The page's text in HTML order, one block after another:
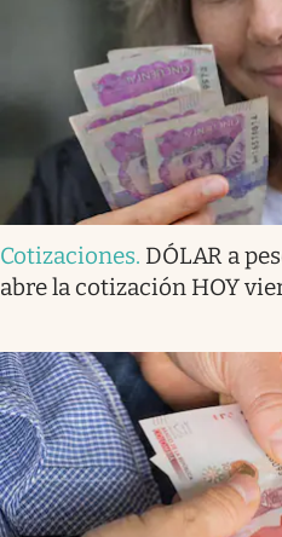
Cotizaciones. DÓLAR a
abre la cotización HOY